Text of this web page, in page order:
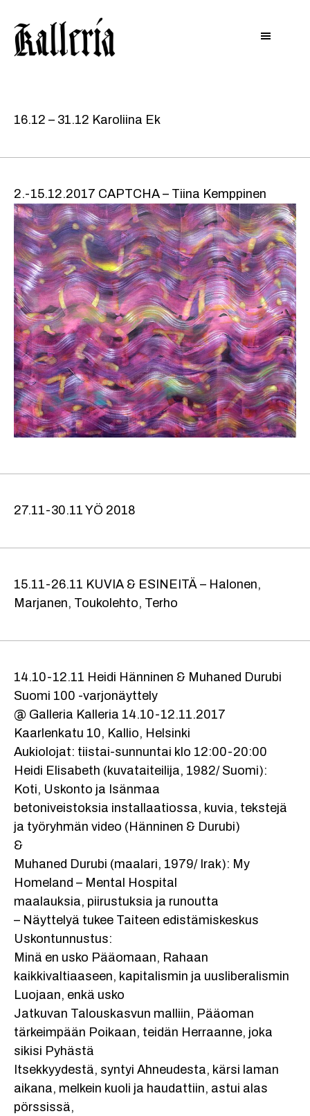
pääsisältöön
alatunnisteeseen
16.12 – 31.12 Karoliina Ek
2.-15.12.2017 CAPTCHA – Tiina Kemppinen
27.11-30.11 YÖ 2018
15.11-26.11 KUVIA & ESINEITÄ – Halonen,
Marjanen, Toukolehto, Terho
14.10-12.11 Heidi Hänninen & Muhaned Durubi
Suomi 100 -varjonäyttely
@ Galleria Kalleria 14.10-12.11.2017
Kaarlenkatu 10, Kallio, Helsinki
Aukiolojat: tiistai-sunnuntai klo 12:00-20:00
Heidi Elisabeth (kuvataiteilija, 1982/ Suomi):
Koti, Uskonto ja Isänmaa
betoniveistoksia installaatiossa, kuvia, tekstejä
ja työryhmän video (Hänninen & Durubi)
&
Muhaned Durubi (maalari, 1979/ Irak): My
Homeland – Mental Hospital
maalauksia, piirustuksia ja runoutta
– Näyttelyä tukee Taiteen edistämiskeskus
Uskontunnustus:
Minä en usko Pääomaan, Rahaan
kaikkivaltiaaseen, kapitalismin ja uusliberalismin
Luojaan, enkä usko
Jatkuvan Talouskasvun malliin, Pääoman
tärkeimpään Poikaan, teidän Herraanne, joka
sikisi Pyhästä
Itsekkyydestä, syntyi Ahneudesta, kärsi laman
aikana, melkein kuoli ja haudattiin, astui alas
pörssissä,